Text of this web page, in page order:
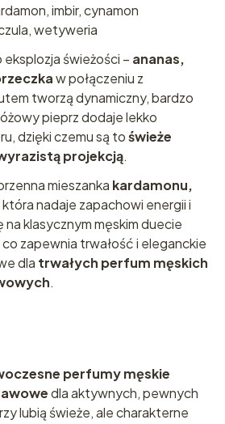
imbir, cynamon
wetyweria
świeżości – ananas,
w połączeniu z
tworzą dynamiczny, bardzo
pieprz dodaje lekko
dzięki czemu są toświeże
projekcją.
mieszanka kardamonu,
która nadaje zapachowi energii i
na klasycznym męskim duecie
co zapewnia trwałość i eleganckie
dla trwałych perfum męskich
.
perfumy męskie
dla aktywnych, pewnych
lubią świeże, ale charakterne